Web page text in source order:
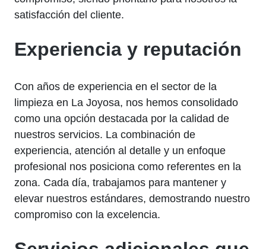
satisfacción del cliente.
Experiencia y reputación
Con años de experiencia en el sector de la
limpieza en La Joyosa, nos hemos consolidado
como una opción destacada por la calidad de
nuestros servicios. La combinación de
experiencia, atención al detalle y un enfoque
profesional nos posiciona como referentes en la
zona. Cada día, trabajamos para mantener y
elevar nuestros estándares, demostrando nuestro
compromiso con la excelencia.